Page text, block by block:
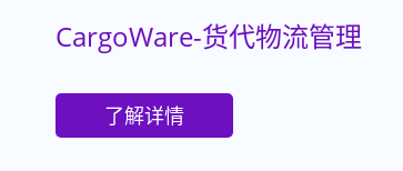
CargoWare-货代物流管理
了解详情